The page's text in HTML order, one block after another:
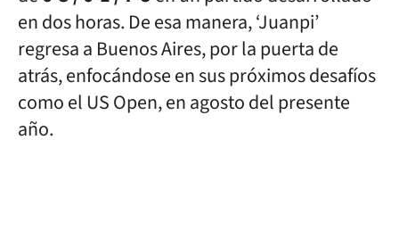
en dos horas. De esa manera, ‘Juanpi’
regresa a Buenos Aires, por la puerta de
atrás, enfocándose en sus próximos desafíos
como el US Open, en agosto del presente
año.